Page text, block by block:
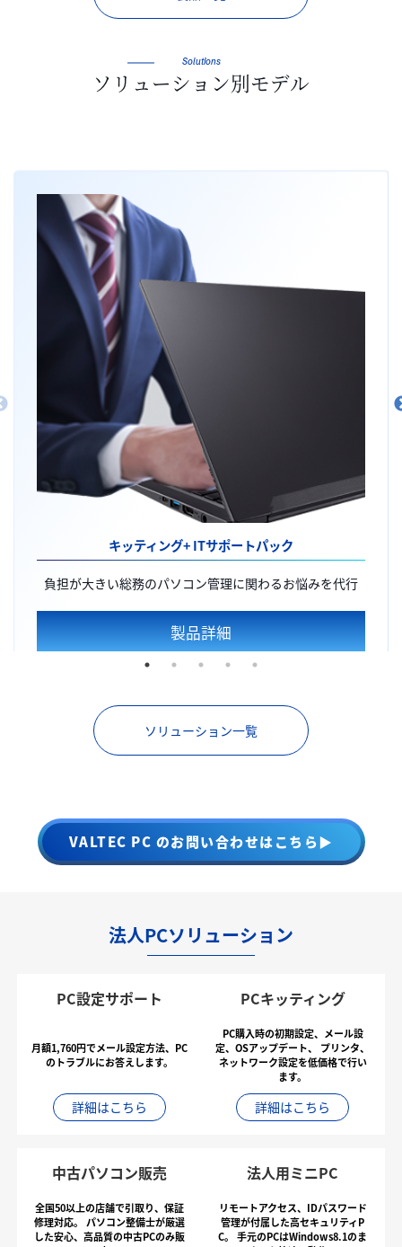
Solutions
ソリューション別モデル
キッティング+ITサポートパック
負担が大きい総務のパソコン管理に関わるお悩みを代行
製品詳細
ソリューション一覧
VALTEC PC のお問い合わせはこちら▶
法人PCソリューション
PC設定サポート
月額1,760円でメール設定方法、PC
のトラブルにお答えします。
詳細はこちら
PCキッティング
PC購入時の初期設定、メール設
定、OSアップデート、
プリンタ、
ネットワーク設定を低価格で行い
ます。
詳細はこちら
中古パソコン販売
全国50以上の店舗で引取り、保証
修理対応。 パソコン整備士が厳選
した安心、高品質の中古PCのみ販
法人用ミニPC
リモートアクセス、IDパスワード
管理が付属した高セキュリティP
C。 手元のPCはWindows8.1のま